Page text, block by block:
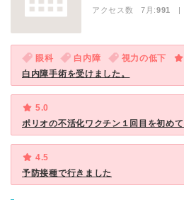
アクセス数 7月:991 |
眼科 白内障 視力の低下
白内障手術を受けました。
5.0
ポリオの不活化ワクチン１回目を初めて
4.5
予防接種で行きました